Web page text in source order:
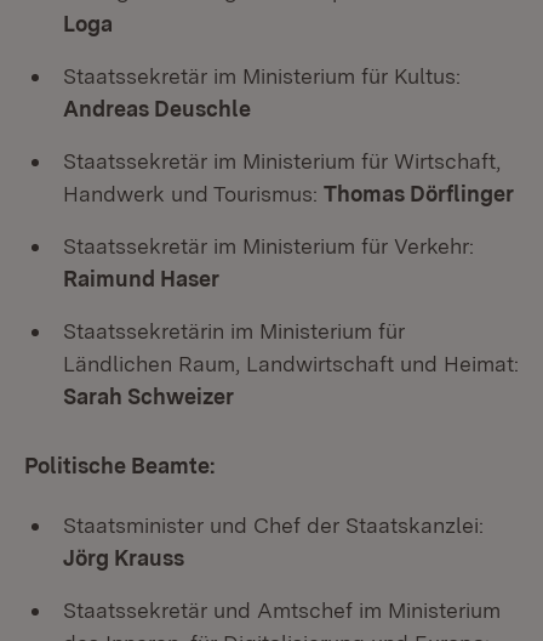
Loga
Staatssekretär im Ministerium für Kultus:
Andreas Deuschle
Staatssekretär im Ministerium für Wirtschaft,
Handwerk und Tourismus: Thomas Dörflinger
Staatssekretär im Ministerium für Verkehr:
Raimund Haser
Staatssekretärin im Ministerium für
Ländlichen Raum, Landwirtschaft und Heimat:
Sarah Schweizer
Politische Beamte:
Staatsminister und Chef der Staatskanzlei:
Jörg Krauss
Staatssekretär und Amtschef im Ministerium